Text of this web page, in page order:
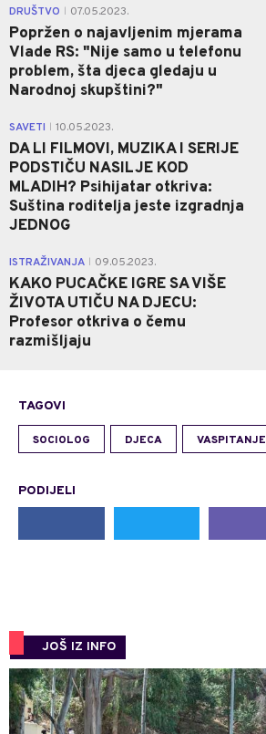
DRUŠTVO 07.05.2023.
Popržen o najavljenim mjerama
Vlade RS: "Nije samo u telefonu
problem, šta djeca gledaju u
Narodnoj skupštini?"
SAVETI 10.05.2023.
DA LI FILMOVI, MUZIKA I SERIJE
PODSTIČU NASILJE KOD
MLADIH? Psihijatar otkriva:
Suština roditelja jeste izgradnja
JEDNOG
ISTRAŽIVANJA 09.05.2023.
KAKO PUCAČKE IGRE SA VIŠE
ŽIVOTA UTIČU NA DJECU:
Profesor otkriva o čemu
razmišljaju
TAGOVI
SOCIOLOG DJECA VASPITANJE
PODIJELI
JOŠ IZ INFO